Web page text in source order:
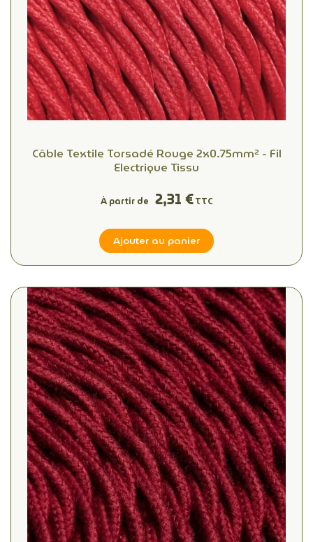
Câble Textile Torsadé Rouge 2x0.75mm² - Fil
Electrique Tissu
À partir de 2,31 €TTC
Ajouter au panier